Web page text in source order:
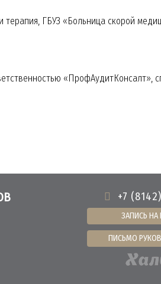
терапия, ГБУЗ «Больница скорой
«ПрофАудитКонсалт»,
+7 (8142)
ЗАПИСЬ НА
ПИСЬМО